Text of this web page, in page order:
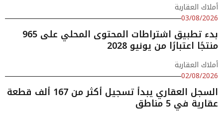
أملاك العقارية
03/08/2026
بدء تطبيق اشتراطات المحتوى المحلي على 965
منتجًا اعتبارًا من يونيو 2028
أملاك العقارية
02/08/2026
السجل العقاري يبدأ تسجيل أكثر من 167 ألف قطعة
عقارية في 5 مناطق